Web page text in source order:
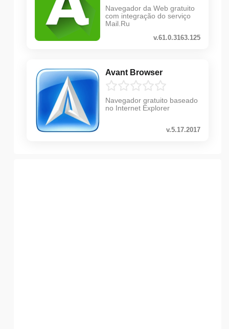
Navegador da Web gratuito
com integração do serviço
Mail.Ru
v.61.0.3163.125
Avant Browser
Navegador gratuito baseado
no Internet Explorer
v.5.17.2017